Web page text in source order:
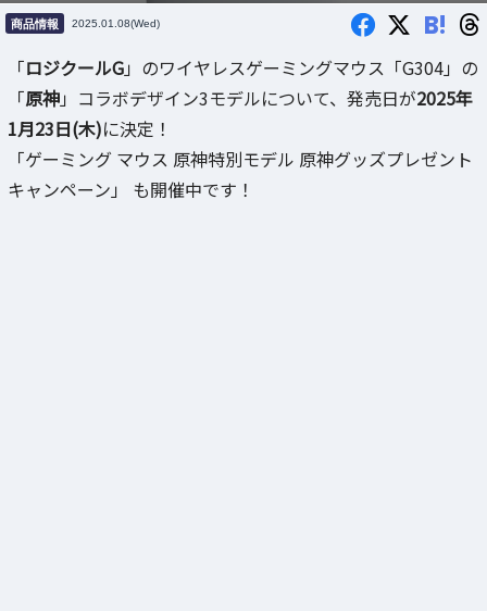
商品情報 2025.01.08(Wed) B!
「ロジクールG」のワイヤレスゲーミングマウス「G304」の
「原神」コラボデザイン3モデルについて、発売日が2025年
1月23日(木)に決定！
「ゲーミング マウス 原神特別モデル 原神グッズプレゼント
キャンペーン」 も開催中です！